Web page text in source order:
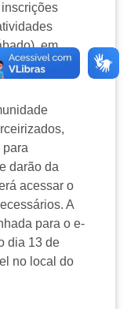
em
14h, no
para
darão da
acessar o
A
para o e-
dia 13 de
no local do